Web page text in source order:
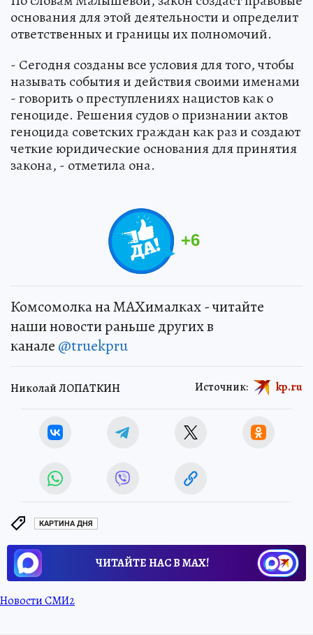
основания для этой деятельности и определит
ответственных и границы их полномочий.
- Сегодня созданы все условия для того, чтобы
называть события и действия своими именами
- говорить о преступлениях нацистов как о
геноциде. Решения судов о признании актов
геноцида советских граждан как раз и создают
четкие юридические основания для принятия
закона, - отметила она.
+6
Комсомолка на MAXималках - читайте
наши новости раньше других в
канале @truekpru
Николай ЛОПАТКИН Источник: kp.ru
КАРТИНА ДНЯ
ЧИТАЙТЕ НАС В МАХ!
Новости СМИ2